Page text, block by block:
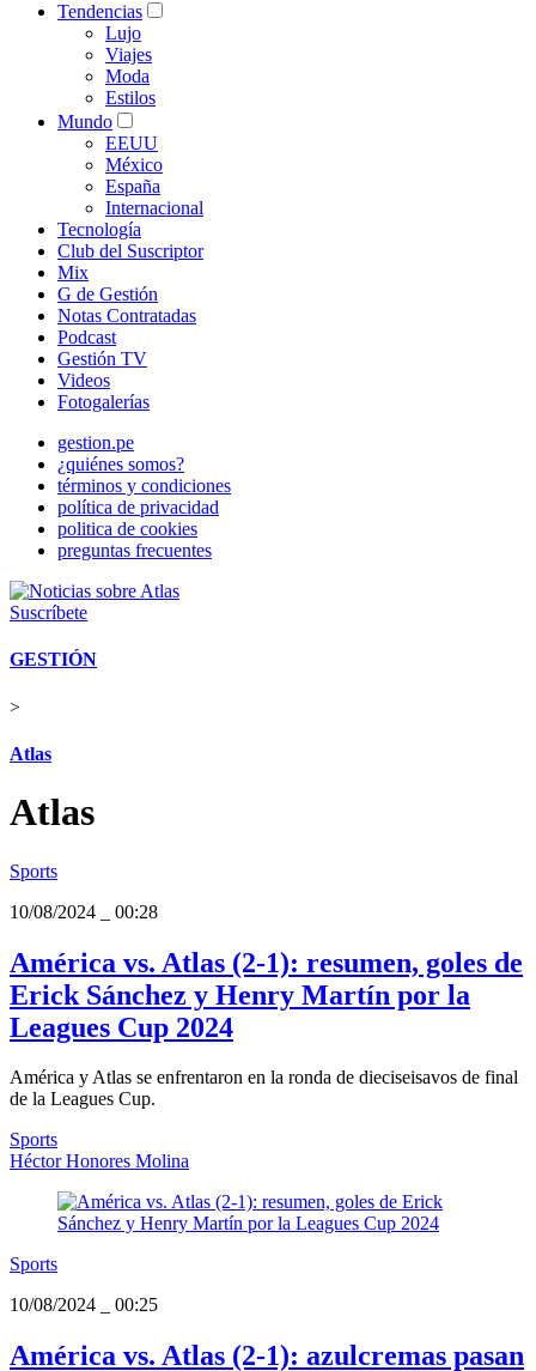
Tendencias
Lujo
Viajes
Moda
Estilos
Mundo
EEUU
México
España
Internacional
Tecnología
Club del Suscriptor
Mix
G de Gestión
Notas Contratadas
Podcast
Gestión TV
Videos
Fotogalerías
gestion.pe
¿quiénes somos?
términos y condiciones
política de privacidad
politica de cookies
preguntas frecuentes
Suscríbete
GESTIÓN
>
Atlas
Atlas
Sports
10/08/2024
00:28
América vs. Atlas (2-1): resumen, goles de
Erick Sánchez y Henry Martín por la
Leagues Cup 2024
América y Atlas se enfrentaron en la ronda de dieciseisavos de final
de la Leagues Cup.
Sports
Héctor Honores Molina
Sports
10/08/2024
00:25
América vs. Atlas (2-1): azulcremas pasan